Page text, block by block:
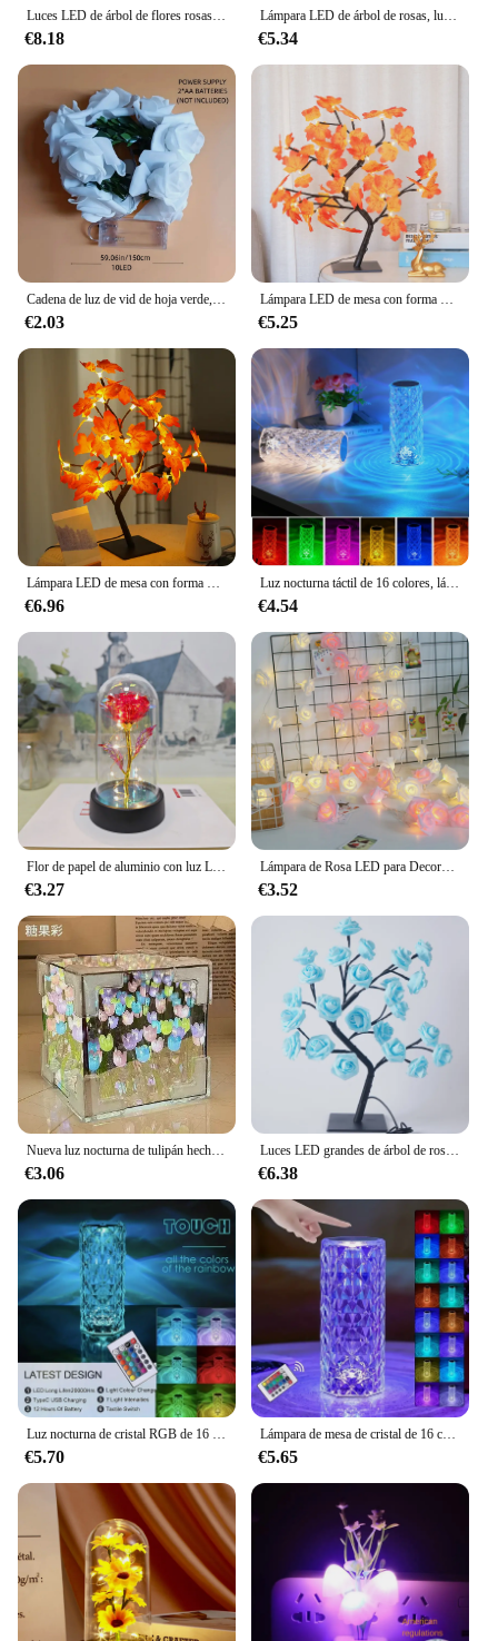
Luces LED de árbol de flores rosas, lámpara de mesa USB, luz nocturna de hoja de hadas, fiesta en casa, Navidad, boda, decoración de dormitorio, regalo hermoso
€8.18
Lámpara LED de árbol de rosas, luz nocturna de flores alimentada por USB, iluminación de ambiente para fiestas navideñas, bodas, regalos, decoración del hogar para amantes
€5.34
Cadena de luz de vid de hoja verde, Lámpara decorativa de jardín y patio, funciona con pilas, 10LED, color rosa blanco, adecuada para decoración del hogar, 1 unidad
€2.03
Lámpara LED de mesa con forma de hoja de rosa, luz de hadas USB para árbol de Navidad, luces nocturnas para el hogar, bricolaje, fiesta, boda, dormitorio, decoración, regalo del día de la madre
€5.25
€6.96
Luz nocturna táctil de 16 colores, lámpara LED de mesa de cristal, proyector de luz rosa, luz de ambiente de diamante romántico, decoración del hogar USB
€4.54
€3.27
Lámpara de Rosa LED para Decoración de mesa, luz de árbol para boda, día de la madre, decoraciones para el Día de San Valentín, regalo para niñas y mamá
€3.52
€3.06
Luces LED grandes de árbol de rosas, lámpara de mesa con enchufe USB, flor de hadas, luz nocturna para fiesta en casa, Navidad, boda, decoración de dormitorio, regalo
€6.38
€5.70
Lámpara de mesa de cristal de 16 colores, luz nocturna táctil rosa RGB para dormitorio, sala de estar, decoración de cena de fiesta (control remoto y táctil), 1 ud.
€5.65